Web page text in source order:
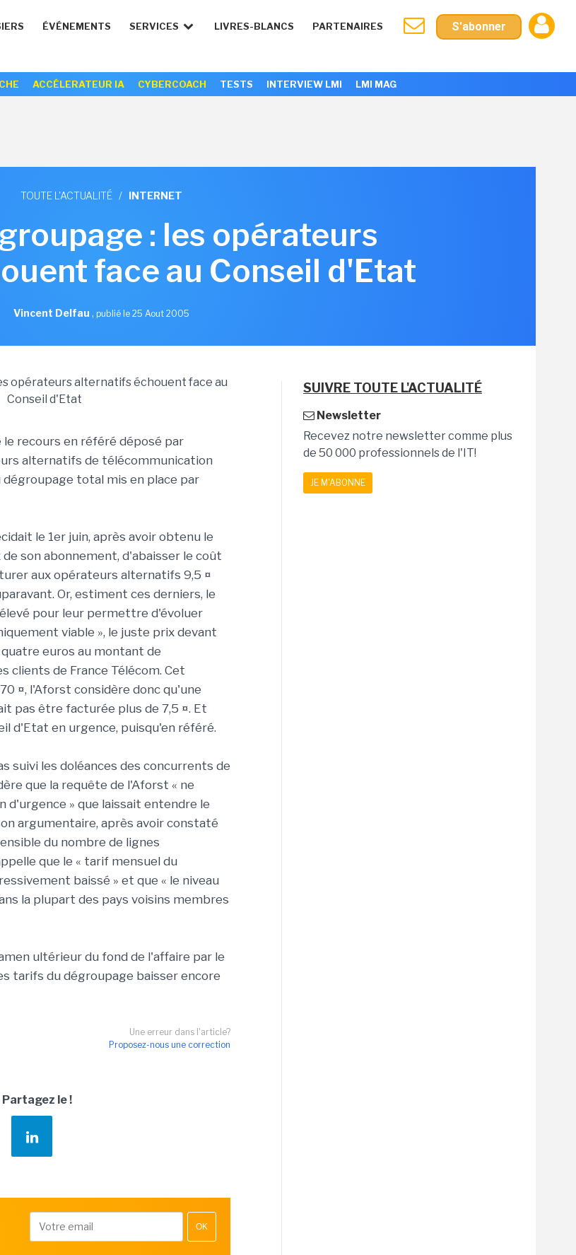
ÉVÉNEMENTS SERVICES LIVRES-BLANCS PARTENAIRES S'abonner
ACCÉLERATEUR IA CYBERCOACH TESTS INTERVIEW LMI LMI MAG
TOUTE L'ACTUALITÉ / INTERNET
: les opérateurs
face au Conseil d'Etat
Vincent Delfau , publié le 25 Aout 2005
recours en référé déposé par
alternatifs de télécommunication
total mis en place par
le 1er juin, après avoir obtenu le
son abonnement, d'abaisser le coût
aux opérateurs alternatifs 9,5 ¤
Or, estiment ces derniers, le
pour leur permettre d'évoluer
viable », le juste prix devant
euros au montant de
clients de France Télécom. Cet
¤, l'Aforst considère donc qu'une
pas être facturée plus de 7,5 ¤. Et
d'Etat en urgence, puisqu'en référé.
suivi les doléances des concurrents de
que la requête de l'Aforst « ne
d'urgence » que laissait entendre le
argumentaire, après avoir constaté
du nombre de lignes
que le « tarif mensuel du
baissé » et que « le niveau
la plupart des pays voisins membres
ultérieur du fond de l'affaire par le
tarifs du dégroupage baisser encore
Une erreur dans l'article?
Proposez-nous une correction
Partagez le !
OK
SUIVRE TOUTE L'ACTUALITÉ
Newsletter
Recevez notre newsletter comme plus
de 50 000 professionnels de l'IT!
JE M'ABONNE